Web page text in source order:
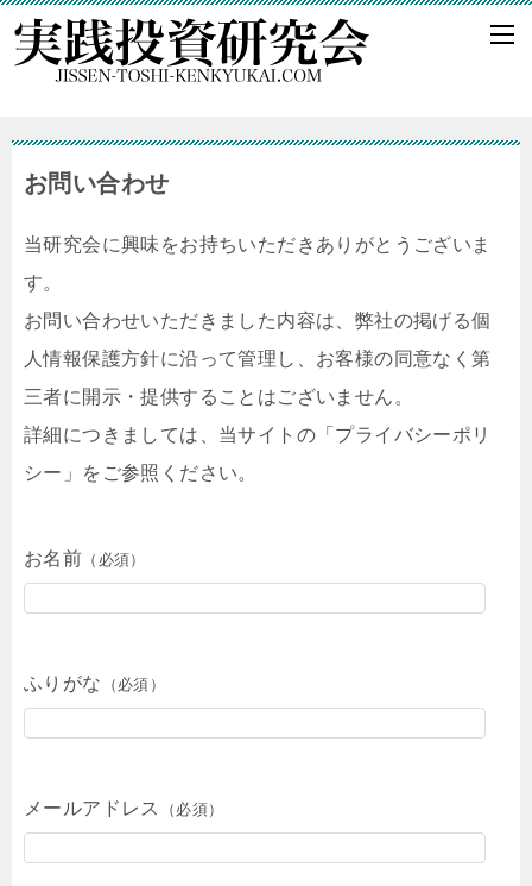
お問い合わせ
当研究会に興味をお持ちいただきありがとうございま
す。
お問い合わせいただきました内容は、弊社の掲げる個
人情報保護方針に沿って管理し、お客様の同意なく第
三者に開示・提供することはございません。
詳細につきましては、当サイトの「プライバシーポリ
シー」をご参照ください。
お名前 （必須）
ふりがな （必須）
メールアドレス （必須）